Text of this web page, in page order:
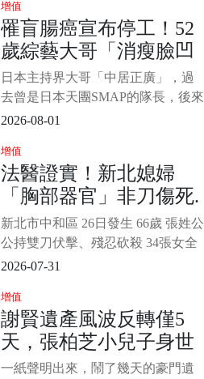
名義活動，其家庭狀態也成為外界
關注焦點。 近日更有傳聞指出，其
身分證配偶欄已悄然空白，雖然老
婆慈惠（林慈惠）並未正式說明婚
姻現況，但她昨（12）日凌晨
增值
罹盲腸癌宣布停工！52
歲綜藝大哥「消瘦臉凹
進去」公司鬆口「叫救
護車2度手術」憔悴模樣
曝
日本主持界大哥「中居正廣」，過
去曾是日本天團SMAP的隊長，後來
從偶像界轉戰綜藝圈後，靠著帥氣
觀眾的喜愛，雖然後來爆出不少醜
聞，但在日本地位依然崇高。 只是
2022年傳出，打拚超過30年以來，
幾乎沒有請過長假的他，突然宣布
停工休養1個月，後面就有知情人士
透露，
2026-08-01
增值
法醫證實！新北媳婦
「胸部器官」非刀傷死.
前來不及闔眼、慘狀令
人心疼...
新北市中和區 26日發生 66歲 張姓公
公持雙刀伏擊、殘忍砍殺 34張女全
身慘遭砍刀，致命傷位於頸部，導
不及閔眼便離世， 1/4 死狀公寓相
當慘慘慘慘死於樓梯間。 發後一度
傳出死者高度敏感器官遭割除離奇
消失，欠社會；然而法醫
2026-07-31
增值
謝賢遺產風波反轉僅5
天，張柏芝小兒子身世
曝光，是我們誤會了
一紙聲明出來，鬧了幾天的豪門遺